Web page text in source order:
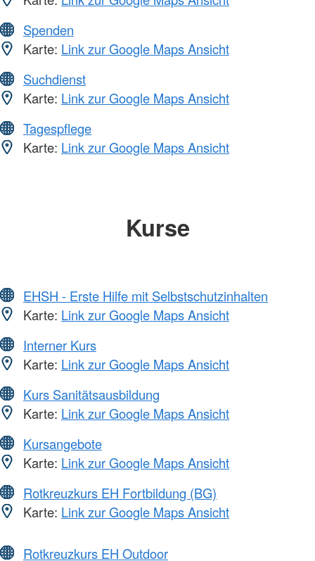
Spenden
Karte: Link zur Google Maps Ansicht
Suchdienst
Karte: Link zur Google Maps Ansicht
Tagespflege
Karte: Link zur Google Maps Ansicht
Kurse
EHSH - Erste Hilfe mit Selbstschutzinhalten
Karte: Link zur Google Maps Ansicht
Interner Kurs
Karte: Link zur Google Maps Ansicht
Kurs Sanitätsausbildung
Karte: Link zur Google Maps Ansicht
Kursangebote
Karte: Link zur Google Maps Ansicht
Rotkreuzkurs EH Fortbildung (BG)
Karte: Link zur Google Maps Ansicht
Rotkreuzkurs EH Outdoor